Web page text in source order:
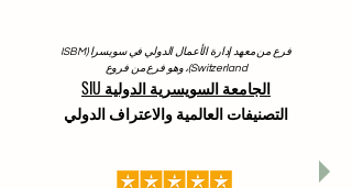
فرع من معهد إدارة الأعمال الدولي في سويسرا (ISBM
Switzerland)، وهو فرع من فروع
الجامعة السويسرية الدولية SIU
التصنيفات العالمية والاعتراف الدولي